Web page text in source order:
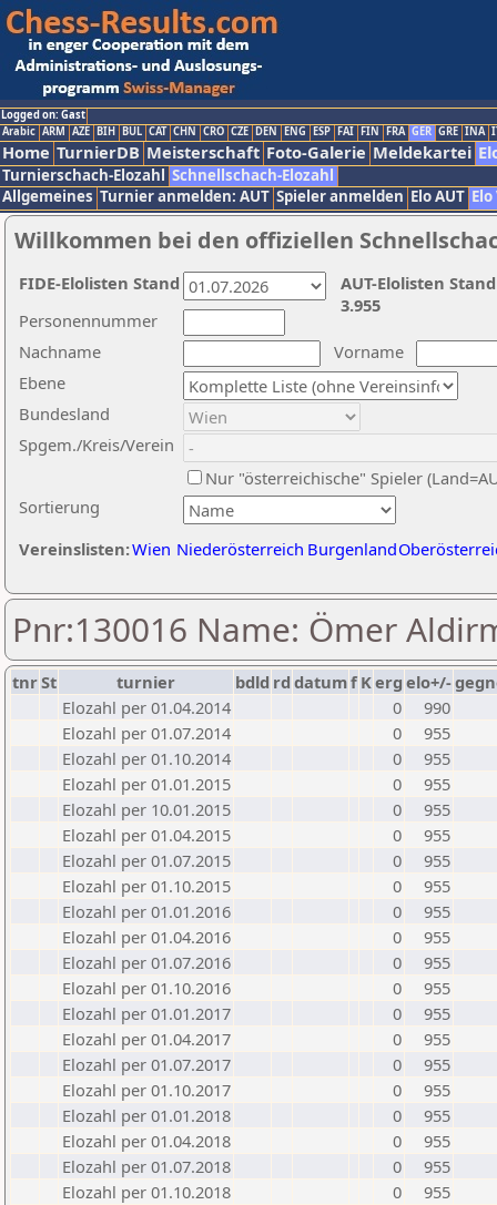
Logged on: Gast
Arabic ARM AZE BIH BUL CAT CHN CRO CZE DEN ENG ESP FAI FIN FRA GER GRE INA
Home TurnierDB Meisterschaft Foto-Galerie Meldekartei
Turnierschach-Elozahl Schnellschach-Elozahl
Allgemeines Turnier anmelden: AUT Spieler anmelden Elo AUT
Willkommen bei den offiziellen
Nachname
Vorname
Ebene
Sortierung
Personennummer
Bundesland
Spgem./Kreis/Verein
Nur "österreichische" Spieler
Vereinslisten:Wien Niederösterreich Burgenland
AUT-Elolisten
3.955
FIDE-Elolisten Stand
Pnr:130016 Name: Ömer
tnrSt turnier bdld rd datumf Kerg elo+/-
Elozahl per 01.04.2014
0
990
Elozahl per 01.07.2014
0
955
Elozahl per 01.10.2014
0
955
Elozahl per 01.01.2015
0
955
Elozahl per 10.01.2015
0
955
Elozahl per 01.04.2015
0
955
Elozahl per 01.07.2015
0
955
Elozahl per 01.10.2015
0
955
Elozahl per 01.01.2016
0
955
Elozahl per 01.04.2016
0
955
Elozahl per 01.07.2016
0
955
Elozahl per 01.10.2016
0
955
Elozahl per 01.01.2017
0
955
Elozahl per 01.04.2017
0
955
Elozahl per 01.07.2017
0
955
Elozahl per 01.10.2017
0
955
Elozahl per 01.01.2018
0
955
Elozahl per 01.04.2018
0
955
Elozahl per 01.07.2018
0
955
Elozahl per 01.10.2018
0
955